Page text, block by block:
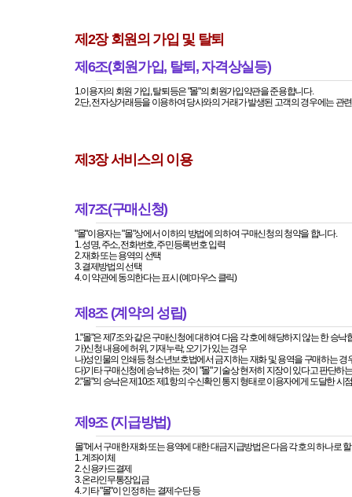
제2장 회원의 가입 및 탈퇴
제6조(회원가입, 탈퇴, 자격상실등)
1.이용자의 회원 가입, 탈퇴등은 "몰"의 회원가입약관을 준용합니다.
2.단, 전자상거래등을 이용하여 당사와의 거래가 발생된 고객의 경우에는
제3장 서비스의 이용
제7조(구매신청)
"몰"이용자는 "몰"상에서 이하의 방법에 의하여 구매신청의 청약을 합니다.
1. 성명, 주소, 전화번호, 주민등록번호 입력
2. 재화 또는 용역의 선택
3. 결제방법의 선택
4. 이 약관에 동의한다는 표시 (예:마우스 클릭)
제8조 (계약의 성립)
1."몰"은 제7조와 같은 구매신청에 대하여 다음 각 호에 해당하지 않는 한 승낙
가)신청 내용에 허위, 기재누락, 오기가 있는 경우
나)성인물의 인쇄등 청소년보호법에서 금지하는 재화 및 용역을 구매하는 경
다)기타 구매신청에 승낙하는 것이 "몰" 기술상 현저히 지장이 있다고 판단하
2."몰"의 승낙은 제10조 제1항의 수신확인 통지 형태로 이용자에게 도달한 시
제9조 (지급방법)
몰"에서 구매한 재화 또는 용역에 대한 대금지급방법은 다음 각 호의 하나로
1. 계좌이체
2. 신용카드결제
3. 온라인무통장입금
4. 기타 "몰"이 인정하는 결제수단 등